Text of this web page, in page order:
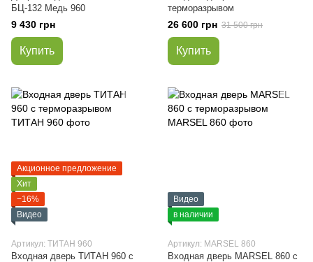
БЦ-132 Медь 960
9 430 грн
Купить
терморазрывом
26 600 грн 31 500 грн
Купить
Акционное предложение
Хит
−16%
Видео
Артикул: ТИТАН 960
Входная дверь ТИТАН 960 с
Видео
в наличии
Артикул: MARSEL 860
Входная дверь MARSEL 860 с